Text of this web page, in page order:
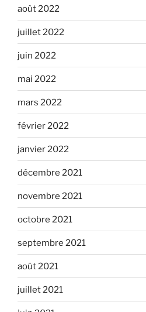
août 2022
juillet 2022
juin 2022
mai 2022
mars 2022
février 2022
janvier 2022
décembre 2021
novembre 2021
octobre 2021
septembre 2021
août 2021
juillet 2021